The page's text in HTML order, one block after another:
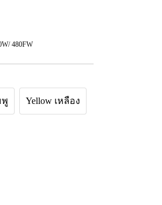
480FW
พู Yellow เหลือง